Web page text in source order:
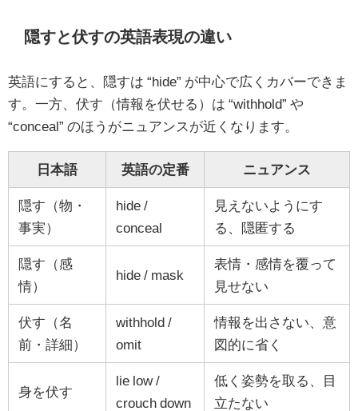
隠すと伏すの英語表現の違い
英語にすると、隠すは “hide” が中心で広くカバーできま
す。一方、伏す（情報を伏せる）は “withhold” や
“conceal” のほうがニュアンスが近くなります。
日本語 英語の定番 ニュアンス
隠す（物・
事実）
hide /
conceal
見えないようにす
る、隠匿する
隠す（感
情）
hide / mask
表情・感情を覆って
見せない
伏す（名
前・詳細）
withhold /
omit
情報を出さない、意
図的に省く
身を伏す
lie low /
crouch down
低く姿勢を取る、目
立たない